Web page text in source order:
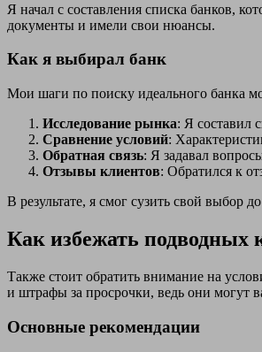
Я начал с составления списка банков,
документы и имели свои нюансы.
Как я выбирал банк
Мои шаги по поиску идеального банка
Исследование рынка: Я составил
Сравнение условий:
Обратная связь: Я задавал
Отзывы клиентов: Обратился к
В результате, я смог сузить свой выбор
Как избежать подводных
Также стоит обратить внимание на
и штрафы за просрочки, ведь они могут
Основные рекомендации